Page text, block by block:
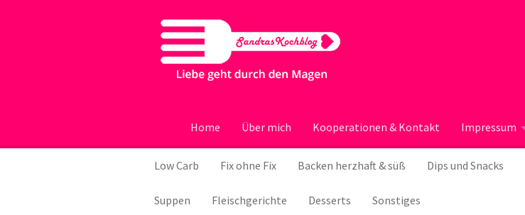
Home Über mich Kooperationen & Kontakt Impressum
Low Carb Fix ohne Fix Backen herzhaft & süß Dips und Snacks
Suppen Fleischgerichte Desserts Sonstiges